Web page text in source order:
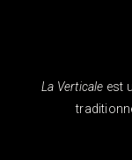
La Verticale est